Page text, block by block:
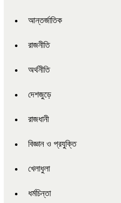
আন্তর্জাতিক
রাজনীতি
অর্থনীতি
দেশজুড়ে
রাজধানী
বিজ্ঞান ও প্রযুক্তি
খেলাধুলা
ধর্মচিন্তা